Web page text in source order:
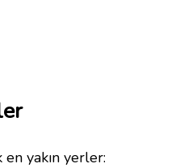
yakın yerler: